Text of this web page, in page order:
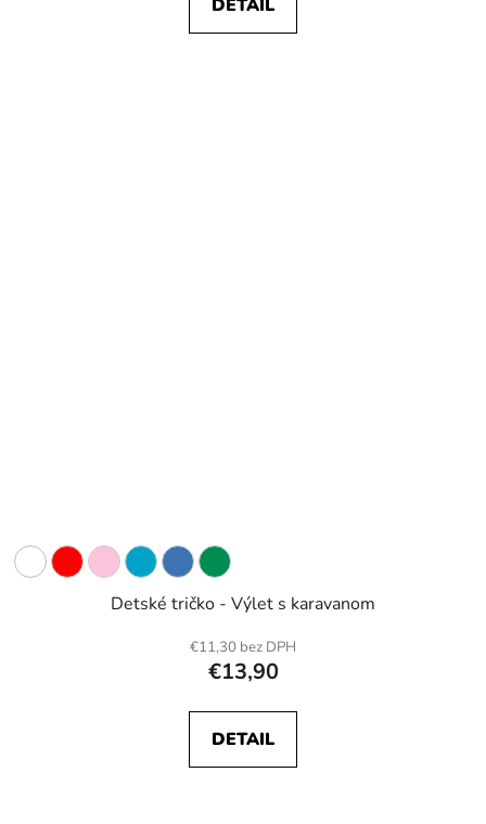
DETAIL
Detské tričko - Výlet s karavanom
€11,30 bez DPH
€13,90
DETAIL